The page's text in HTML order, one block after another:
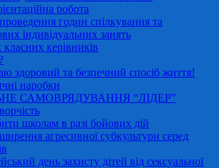
робота
годин спілкування та
індивідуальних занять
керівників
здоровий та безпечний спосіб життя!
наробки
САМОВРЯДУВАННЯ “ЛІДЕР”
школам в разі бойових дій
агресивної субкультури серед
день захисту дітей від сексуальної